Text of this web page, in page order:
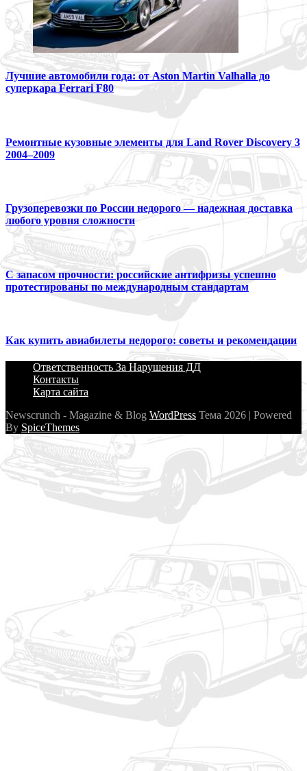
Лучшие автомобили года: от Aston Martin Valhalla до
суперкара Ferrari F80
Ремонтные кузовные элементы для Land Rover Discovery 3
2004–2009
Грузоперевозки по России недорого — надежная доставка
любого уровня сложности
С запасом прочности: российские антифризы успешно
протестированы по международным стандартам
Как купить авиабилеты недорого: советы и рекомендации
Ответственность За Нарушения ДД
Контакты
Карта сайта
Newscrunch - Magazine & Blog WordPress Тема 2026 | Powered
By SpiceThemes